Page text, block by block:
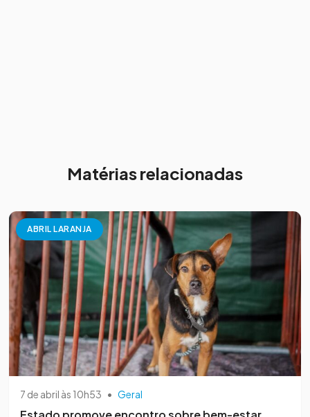
Matérias relacionadas
ABRIL LARANJA
7 de abril às 10h53 • Geral